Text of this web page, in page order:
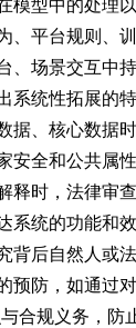
模型中的处理
、平台规则、
、场景交互中
系统性拓展的
据、核心数据
安全和公共属
释时，法律审
系统的功能和
背后自然人或
预防，如通过对
合规义务，防